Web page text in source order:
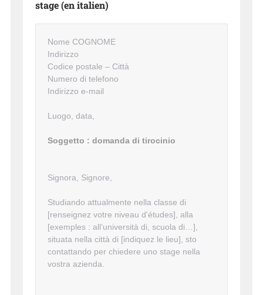
stage (en italien)
Nome COGNOME
Indirizzo
Codice postale – Città
Numero di telefono
Indirizzo e-mail
Luogo, data,
Soggetto : domanda di tirocinio
Signora, Signore,
Studiando attualmente nella classe di
[renseignez votre niveau d'études], alla
[exemples : all’università di, scuola di…],
situata nella città di [indiquez le lieu], sto
contattando per chiedere uno stage nella
vostra azienda.